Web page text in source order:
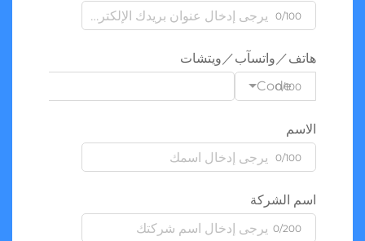
0/100
هاتف／واتسآب／ويتشات
Code
0/100
الاسم
0/100
اسم الشركة
0/200